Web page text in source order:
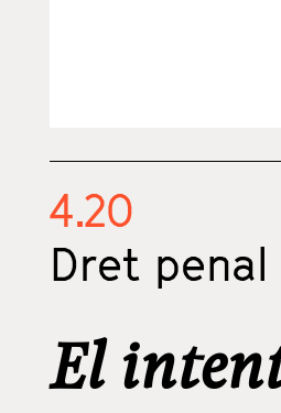
4.20
Dret penal
El